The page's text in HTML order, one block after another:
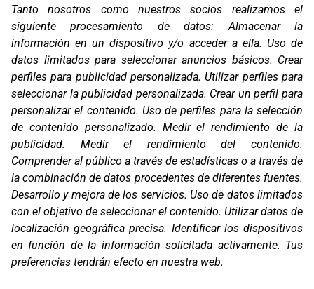
C/ Coneixement 5, 08850
Gavà (Barcelona)
Contacto
T. (+34) 93 638 38 60
Email:
corver@corver.es
Marcas
Productos
Compañía
Blog
Contacto
FAQ
Canal Ético
Zona Clientes
Síguenos
Tanto nosotros como nuestros socios realizamos el
siguiente procesamiento de datos:Almacenar la
información en un dispositivo y/o acceder a ella. Uso de
datos limitados para seleccionar anuncios básicos. Crear
perfiles para publicidad personalizada.Utilizar perfiles para
seleccionar la publicidad personalizada. Crear un perfil para
personalizar el contenido. Uso de perfiles para la selección
de contenido personalizado. Medir el rendimiento de la
publicidad. Medir el rendimiento del contenido.
Comprender al público a través de estadísticas o a través de
la combinación de datos procedentes de diferentes fuentes.
Desarrollo y mejora de los servicios.Uso de datos limitados
con el objetivo de seleccionar el contenido. Utilizar datos de
localización geográfica precisa. Identificar los dispositivos
en función de la información solicitada activamente. Tus
preferencias tendrán efecto en nuestra web.